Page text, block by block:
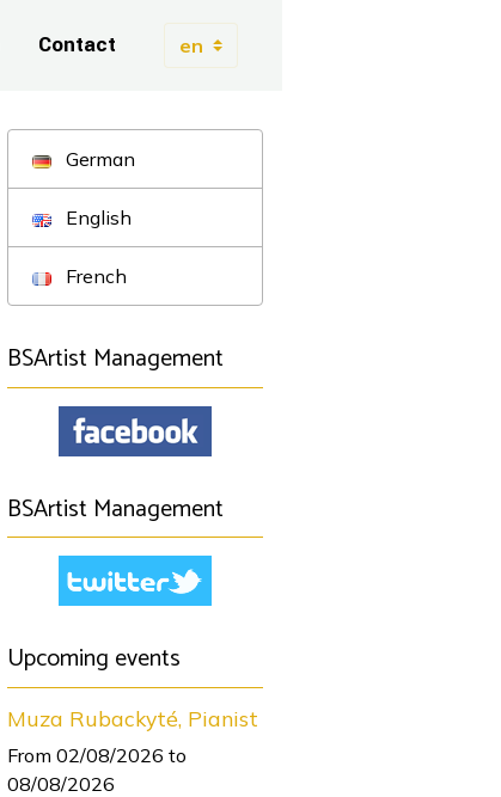
Contact
German
English
French
BSArtist Management
BSArtist Management
Upcoming events
Muza Rubackyté, Pianist
From 02/08/2026 to
08/08/2026